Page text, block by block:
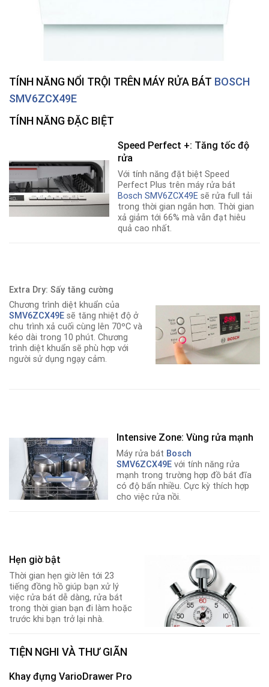
TÍNH NĂNG NỔI TRỘI TRÊN MÁY RỬA BÁT BOSCH
SMV6ZCX49E
TÍNH NĂNG ĐẶC BIỆT
Speed Perfect +: Tăng tốc độ
rửa
Với tính năng đặt biệt Speed
Perfect Plus trên máy rửa bát
Bosch SMV6ZCX49E sẽ rửa full tải
trong thời gian ngắn hơn. Thời gian
xả giảm tới 66% mà vẫn đạt hiêu
quả cao nhất.
Extra Dry: Sấy tăng cường
Chương trình diệt khuẩn của
SMV6ZCX49E sẽ tăng nhiệt độ ở
chu trình xả cuối cùng lên 70ºC và
kéo dài trong 10 phút. Chương
trình diệt khuẩn sẽ phù hợp với
người sử dụng ngạy cảm.
Intensive Zone: Vùng rửa mạnh
Máy rửa bát Bosch
SMV6ZCX49E với tính năng rửa
mạnh trong trường hợp đồ bát đĩa
có độ bẩn nhiều. Cực kỳ thích hợp
cho việc rửa nồi.
Hẹn giờ bật
Thời gian hẹn giờ lên tới 23
tiếng đồng hồ giúp bạn xử lý
việc rửa bát dễ dàng, rửa bát
trong thời gian bạn đi làm hoặc
trước khi bạn trở lại nhà.
TIỆN NGHI VÀ THƯ GIÃN
Khay đựng VarioDrawer Pro